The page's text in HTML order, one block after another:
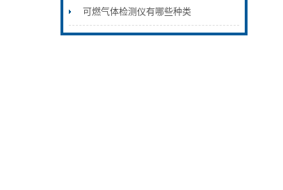
可燃气体检测仪有哪些种类